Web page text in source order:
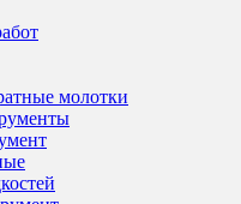
молотки